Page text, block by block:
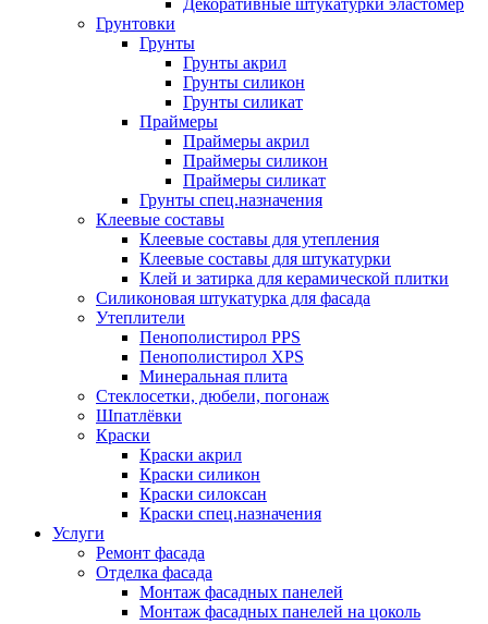
Декоративные штукатурки эластомер
Грунтовки
Грунты
Грунты акрил
Грунты силикон
Грунты силикат
Праймеры
Праймеры акрил
Праймеры силикон
Праймеры силикат
Грунты спец.назначения
Клеевые составы
Клеевые составы для утепления
Клеевые составы для штукатурки
Клей и затирка для керамической плитки
Силиконовая штукатурка для фасада
Утеплители
Пенополистирол PPS
Пенополистирол XPS
Минеральная плита
Стеклосетки, дюбели, погонаж
Шпатлёвки
Краски
Краски акрил
Краски силикон
Краски силоксан
Краски спец.назначения
Услуги
Ремонт фасада
Отделка фасада
Монтаж фасадных панелей
Монтаж фасадных панелей на цоколь